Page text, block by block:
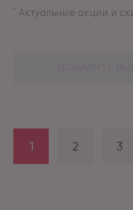
* Актуальные акции и
1 2 3